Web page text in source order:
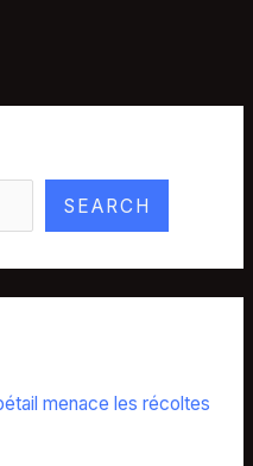
SEARCH
menace les récoltes